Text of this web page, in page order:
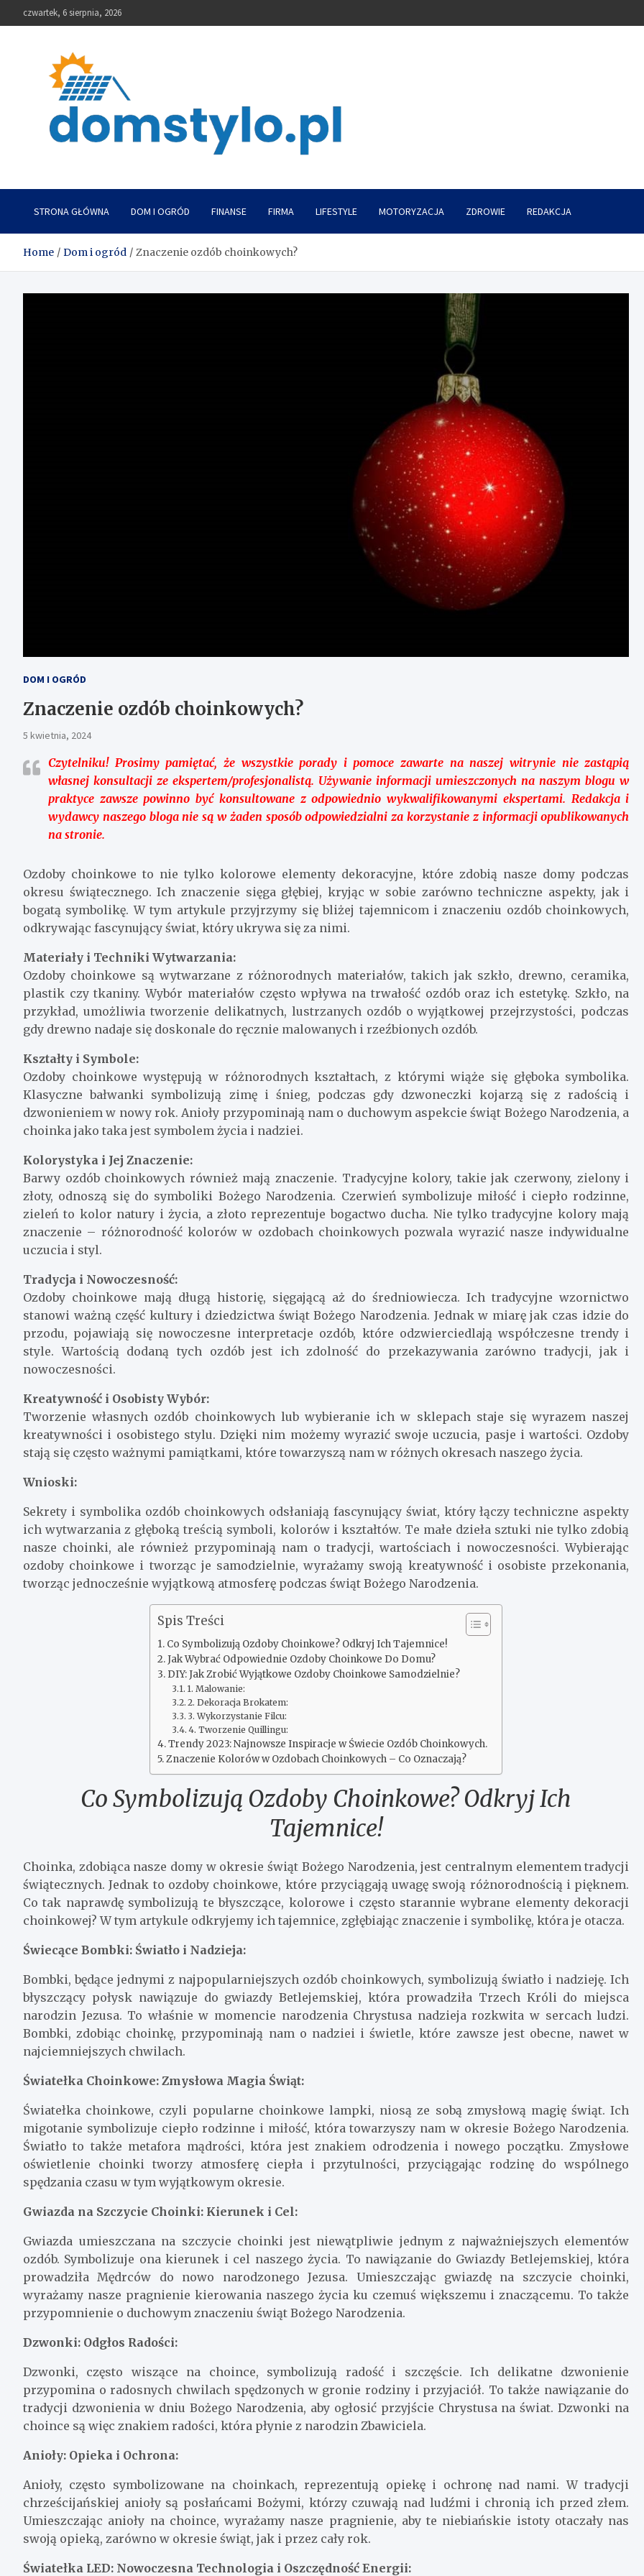
to
czwartek, 6 sierpnia, 2026
DomStylo
STRONA GŁÓWNA DOM I OGRÓD FINANSE FIRMA LIFESTYLE MOTORYZACJA ZDROWIE REDAKCJA
Home Dom i ogród Znaczenie ozdób choinkowych?
DOM I OGRÓD
Znaczenie ozdób choinkowych?
5 kwietnia, 2024
Czytelniku!Prosimy pamiętać, że wszystkie porady i pomoce zawarte na naszej witrynie nie zastąpią
własnej konsultacji ze ekspertem/profesjonalistą. Używanie informacji umieszczonych na naszym blogu w
praktyce zawsze powinno być konsultowane z odpowiednio wykwalifikowanymi ekspertami. Redakcja i
wydawcy naszego bloga nie są w żaden sposób odpowiedzialni za korzystanie z informacji opublikowanych
na stronie.
Ozdoby choinkowe to nie tylko kolorowe elementy dekoracyjne, które zdobią nasze domy podczas
okresu świątecznego. Ich znaczenie sięga głębiej, kryjąc w sobie zarówno techniczne aspekty, jak i
bogatą symbolikę. W tym artykule przyjrzymy się bliżej tajemnicom i znaczeniu ozdób choinkowych,
odkrywając fascynujący świat, który ukrywa się za nimi.
Materiały i Techniki Wytwarzania:
Ozdoby choinkowe są wytwarzane z różnorodnych materiałów, takich jak szkło, drewno, ceramika,
plastik czy tkaniny. Wybór materiałów często wpływa na trwałość ozdób oraz ich estetykę. Szkło, na
przykład, umożliwia tworzenie delikatnych, lustrzanych ozdób o wyjątkowej przejrzystości, podczas
gdy drewno nadaje się doskonale do ręcznie malowanych i rzeźbionych ozdób.
Kształty i Symbole:
Ozdoby choinkowe występują w różnorodnych kształtach, z którymi wiąże się głęboka symbolika.
Klasyczne bałwanki symbolizują zimę i śnieg, podczas gdy dzwoneczki kojarzą się z radością i
dzwonieniem w nowy rok. Anioły przypominają nam o duchowym aspekcie świąt Bożego Narodzenia, a
choinka jako taka jest symbolem życia i nadziei.
Kolorystyka i Jej Znaczenie:
Barwy ozdób choinkowych również mają znaczenie. Tradycyjne kolory, takie jak czerwony, zielony i
złoty, odnoszą się do symboliki Bożego Narodzenia. Czerwień symbolizuje miłość i ciepło rodzinne,
zieleń to kolor natury i życia, a złoto reprezentuje bogactwo ducha. Nie tylko tradycyjne kolory mają
znaczenie – różnorodność kolorów w ozdobach choinkowych pozwala wyrazić nasze indywidualne
uczucia i styl.
Tradycja i Nowoczesność:
Ozdoby choinkowe mają długą historię, sięgającą aż do średniowiecza. Ich tradycyjne wzornictwo
stanowi ważną część kultury i dziedzictwa świąt Bożego Narodzenia. Jednak w miarę jak czas idzie do
przodu, pojawiają się nowoczesne interpretacje ozdób, które odzwierciedlają współczesne trendy i
style. Wartością dodaną tych ozdób jest ich zdolność do przekazywania zarówno tradycji, jak i
nowoczesności.
Kreatywność i Osobisty Wybór:
Tworzenie własnych ozdób choinkowych lub wybieranie ich w sklepach staje się wyrazem naszej
kreatywności i osobistego stylu. Dzięki nim możemy wyrazić swoje uczucia, pasje i wartości. Ozdoby
stają się często ważnymi pamiątkami, które towarzyszą nam w różnych okresach naszego życia.
Wnioski:
Sekrety i symbolika ozdób choinkowych odsłaniają fascynujący świat, który łączy techniczne aspekty
ich wytwarzania z głęboką treścią symboli, kolorów i kształtów. Te małe dzieła sztuki nie tylko zdobią
nasze choinki, ale również przypominają nam o tradycji, wartościach i nowoczesności. Wybierając
ozdoby choinkowe i tworząc je samodzielnie, wyrażamy swoją kreatywność i osobiste przekonania,
tworząc jednocześnie wyjątkową atmosferę podczas świąt Bożego Narodzenia.
Spis Treści
Co Symbolizują Ozdoby Choinkowe? Odkryj Ich Tajemnice!
Jak Wybrać Odpowiednie Ozdoby Choinkowe Do Domu?
DIY: Jak Zrobić Wyjątkowe Ozdoby Choinkowe Samodzielnie?
1. Malowanie:
2. Dekoracja Brokatem:
3. Wykorzystanie Filcu:
4. Tworzenie Quillingu:
Trendy 2023: Najnowsze Inspiracje w Świecie Ozdób Choinkowych.
Znaczenie Kolorów w Ozdobach Choinkowych – Co Oznaczają?
Co Symbolizują Ozdoby Choinkowe? Odkryj Ich
Tajemnice!
Choinka, zdobiąca nasze domy w okresie świąt Bożego Narodzenia, jest centralnym elementem tradycji
świątecznych. Jednak to ozdoby choinkowe, które przyciągają uwagę swoją różnorodnością i pięknem.
Co tak naprawdę symbolizują te błyszczące, kolorowe i często starannie wybrane elementy dekoracji
choinkowej? W tym artykule odkryjemy ich tajemnice, zgłębiając znaczenie i symbolikę, która je otacza.
Świecące Bombki: Światło i Nadzieja:
Bombki, będące jednymi z najpopularniejszych ozdób choinkowych, symbolizują światło i nadzieję. Ich
błyszczący połysk nawiązuje do gwiazdy Betlejemskiej, która prowadziła Trzech Króli do miejsca
narodzin Jezusa. To właśnie w momencie narodzenia Chrystusa nadzieja rozkwita w sercach ludzi.
Bombki, zdobiąc choinkę, przypominają nam o nadziei i świetle, które zawsze jest obecne, nawet w
najciemniejszych chwilach.
Światełka Choinkowe: Zmysłowa Magia Świąt:
Światełka choinkowe, czyli popularne choinkowe lampki, niosą ze sobą zmysłową magię świąt. Ich
migotanie symbolizuje ciepło rodzinne i miłość, która towarzyszy nam w okresie Bożego Narodzenia.
Światło to także metafora mądrości, która jest znakiem odrodzenia i nowego początku. Zmysłowe
oświetlenie choinki tworzy atmosferę ciepła i przytulności, przyciągając rodzinę do wspólnego
spędzania czasu w tym wyjątkowym okresie.
Gwiazda na Szczycie Choinki: Kierunek i Cel:
Gwiazda umieszczana na szczycie choinki jest niewątpliwie jednym z najważniejszych elementów
ozdób. Symbolizuje ona kierunek i cel naszego życia. To nawiązanie do Gwiazdy Betlejemskiej, która
prowadziła Mędrców do nowo narodzonego Jezusa. Umieszczając gwiazdę na szczycie choinki,
wyrażamy nasze pragnienie kierowania naszego życia ku czemuś większemu i znaczącemu. To także
przypomnienie o duchowym znaczeniu świąt Bożego Narodzenia.
Dzwonki: Odgłos Radości:
Dzwonki, często wiszące na choince, symbolizują radość i szczęście. Ich delikatne dzwonienie
przypomina o radosnych chwilach spędzonych w gronie rodziny i przyjaciół. To także nawiązanie do
tradycji dzwonienia w dniu Bożego Narodzenia, aby ogłosić przyjście Chrystusa na świat. Dzwonki na
choince są więc znakiem radości, która płynie z narodzin Zbawiciela.
Anioły: Opieka i Ochrona:
Anioły, często symbolizowane na choinkach, reprezentują opiekę i ochronę nad nami. W tradycji
chrześcijańskiej anioły są posłańcami Bożymi, którzy czuwają nad ludźmi i chronią ich przed złem.
Umieszczając anioły na choince, wyrażamy nasze pragnienie, aby te niebiańskie istoty otaczały nas
swoją opieką, zarówno w okresie świąt, jak i przez cały rok.
Światełka LED: Nowoczesna Technologia i Oszczędność Energii: